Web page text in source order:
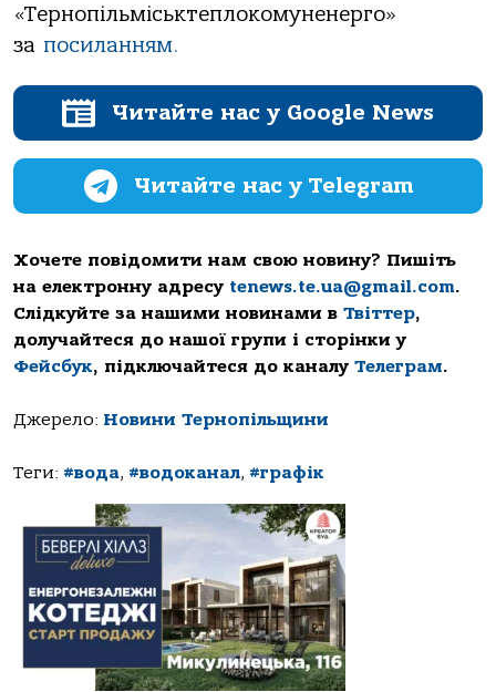
«Тернопільміськтеплокомуненерго»
за посиланням.
Читайте нас у Google News
Читайте нас у Telegram
Хочете повідомити нам свою новину? Пишіть
на електронну адресу tenews.te.ua@gmail.com.
Слідкуйте за нашими новинами в Твіттер,
долучайтеся до нашої групи і сторінки у
Фейсбук, підключайтеся до каналу Телеграм.
Джерело: Новини Тернопільщини
Теги: #вода, #водоканал, #графік